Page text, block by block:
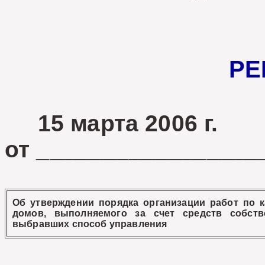
15 марта 2006
от
Об утверждении порядка организации работ по
домов, выполняемого за счет средств
выбравших способ управления